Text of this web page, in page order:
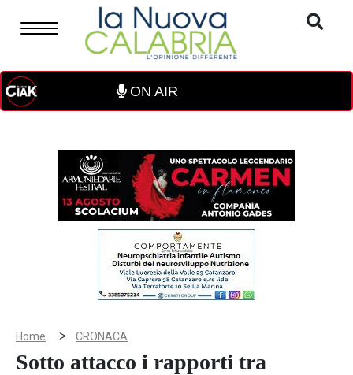
ON AIR
Home > CRONACA
Sotto attacco i rapporti tra